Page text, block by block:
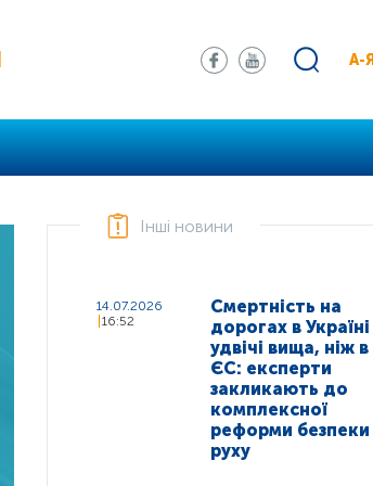
А-Я
Інші новини
14.07.2026
16:52
Смертність на
дорогах в Україні
удвічі вища, ніж в
ЄС: експерти
закликають до
комплексної
реформи безпеки
руху